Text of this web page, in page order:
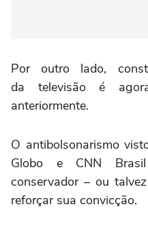
Por outro lado,
da televisão é
anteriormente.
O antibolsonarismo
Globo e CNN
conservador – ou
reforçar sua convicção.